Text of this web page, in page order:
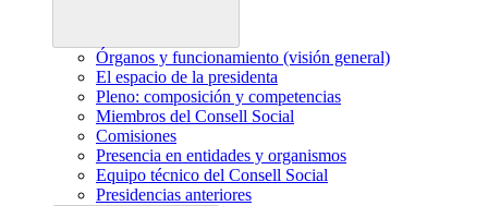
Órganos y funcionamiento (visión general)
El espacio de la presidenta
Pleno: composición y competencias
Miembros del Consell Social
Comisiones
Presencia en entidades y organismos
Equipo técnico del Consell Social
Presidencias anteriores